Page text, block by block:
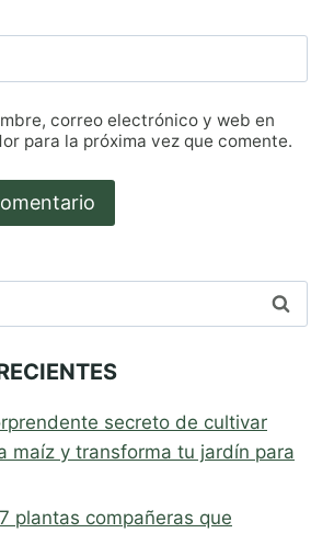
correo electrónico y web en
para la próxima vez que comente.
secreto de cultivar
maíz y transforma tu jardín para
plantas compañeras que